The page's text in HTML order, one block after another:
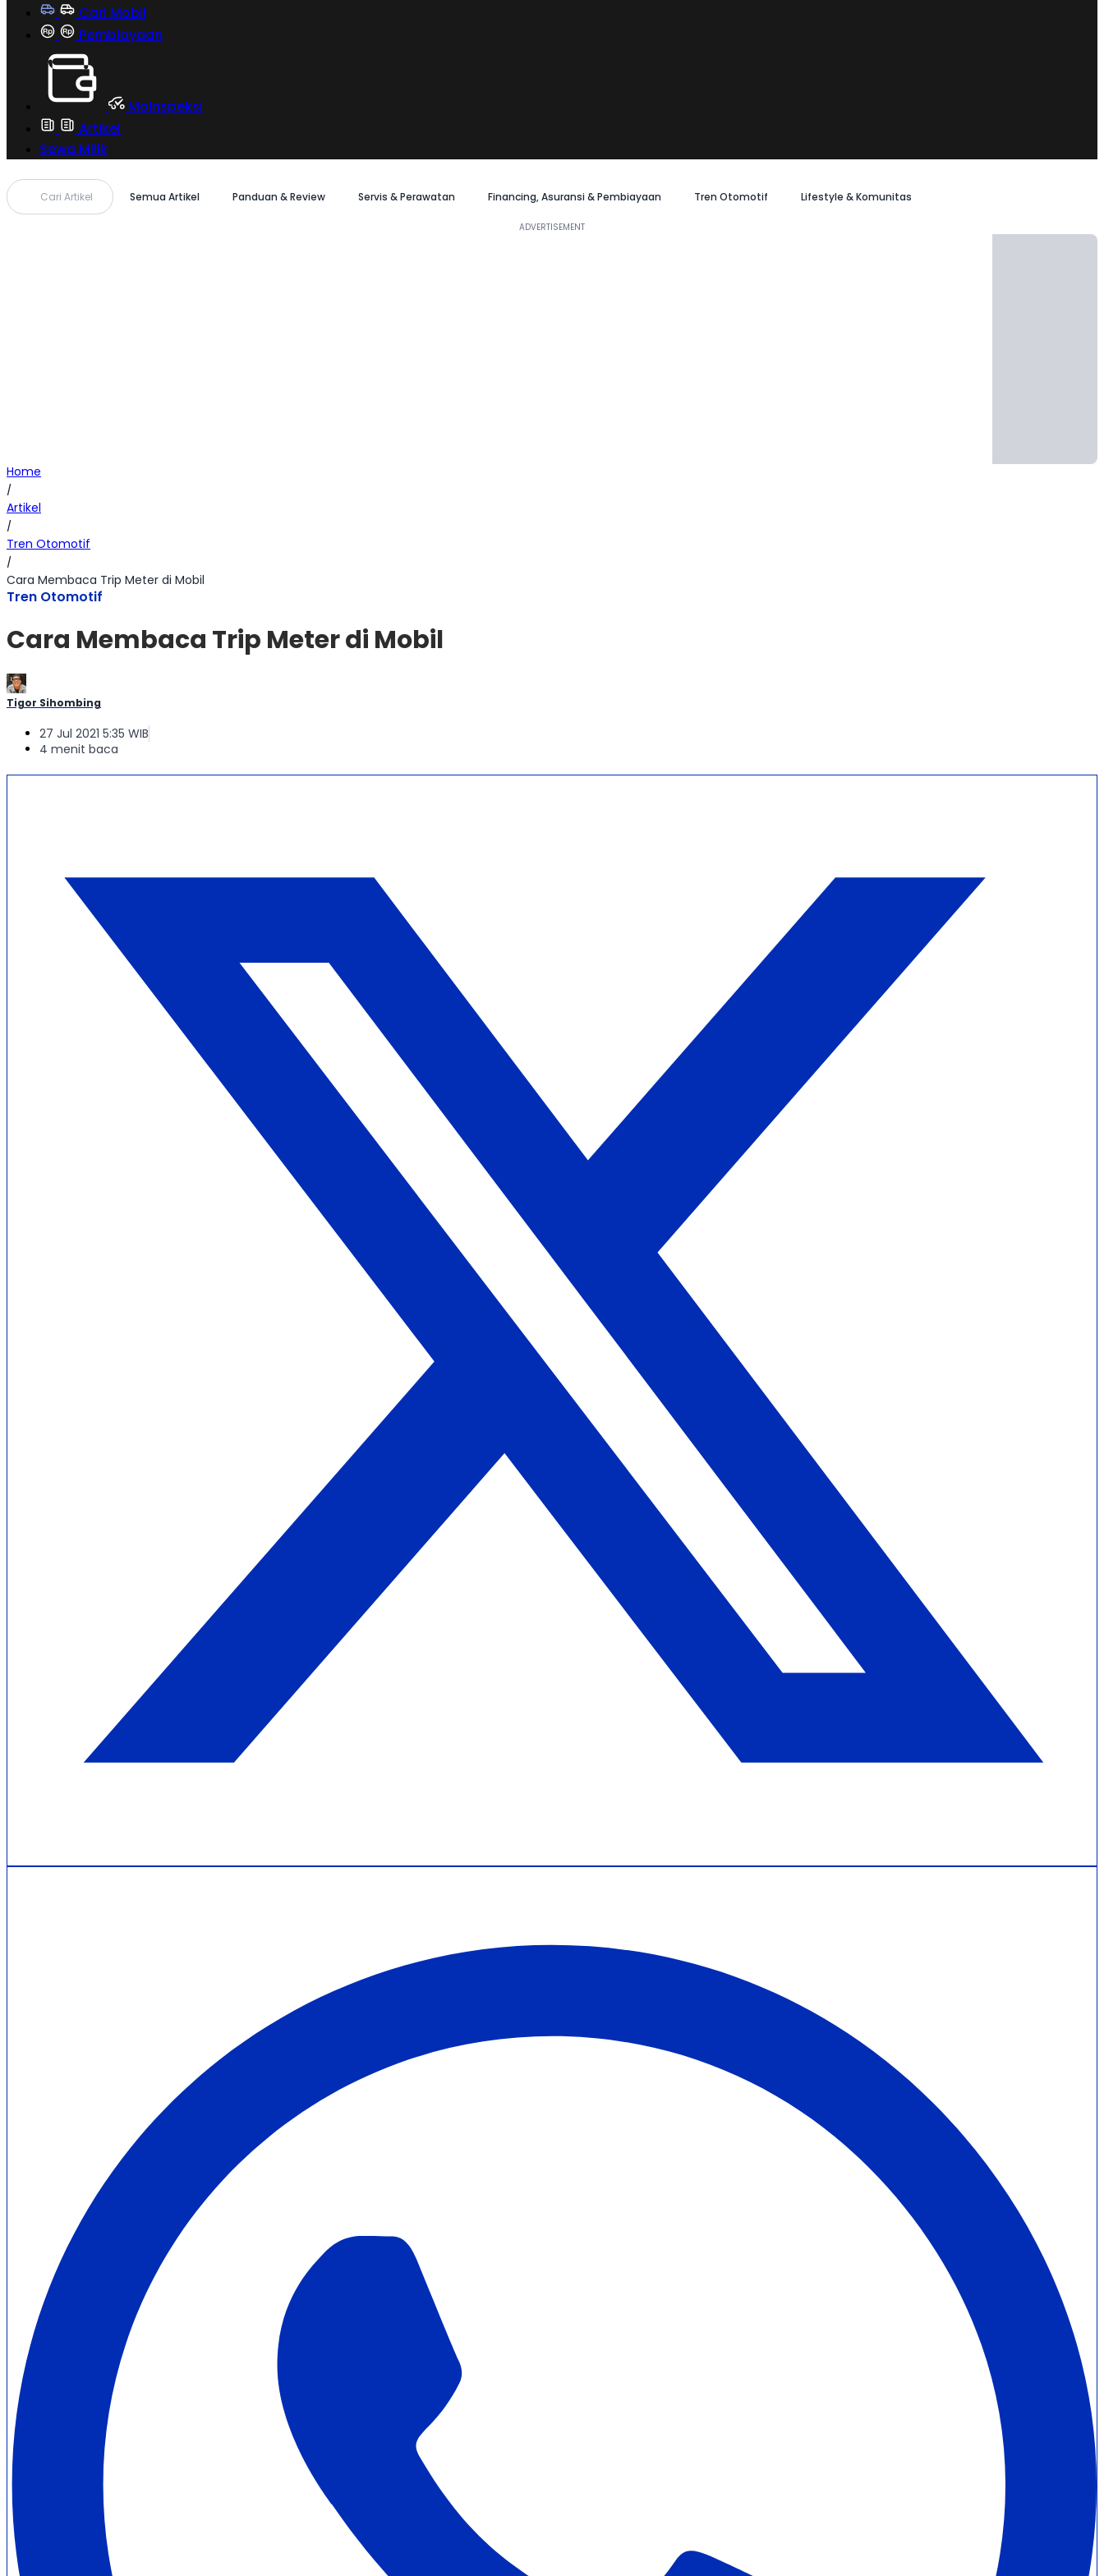
Cari Mobil
Pembiayaan
MoInspeksi
Artikel
Sewa Milik
Cari Artikel Semua Artikel Panduan & Review Servis & Perawatan Financing, Asuransi & Pembiayaan Tren Otomotif Lifestyle & Komunitas
Home
/
Artikel
/
Tren Otomotif
/
Cara Membaca Trip Meter di Mobil
Tren Otomotif
Cara Membaca Trip Meter di Mobil
Tigor Sihombing
27 Jul 2021 5:35 WIB
4 menit baca